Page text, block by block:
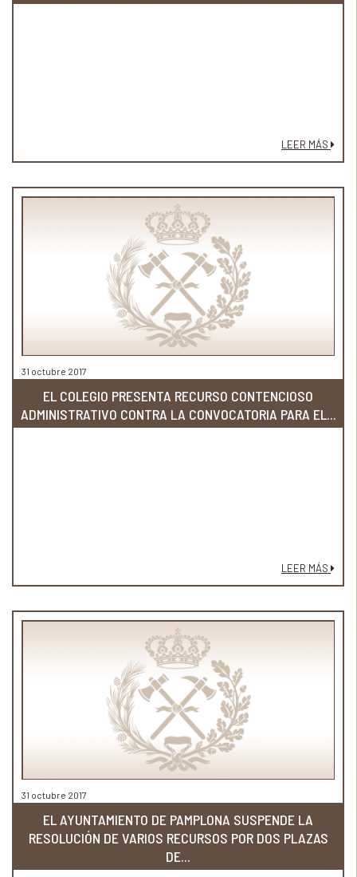
LEER MÁS
31 octubre 2017
EL COLEGIO PRESENTA RECURSO CONTENCIOSO
ADMINISTRATIVO CONTRA LA CONVOCATORIA PARA EL...
LEER MÁS
31 octubre 2017
EL AYUNTAMIENTO DE PAMPLONA SUSPENDE LA
RESOLUCIÓN DE VARIOS RECURSOS POR DOS PLAZAS
DE...